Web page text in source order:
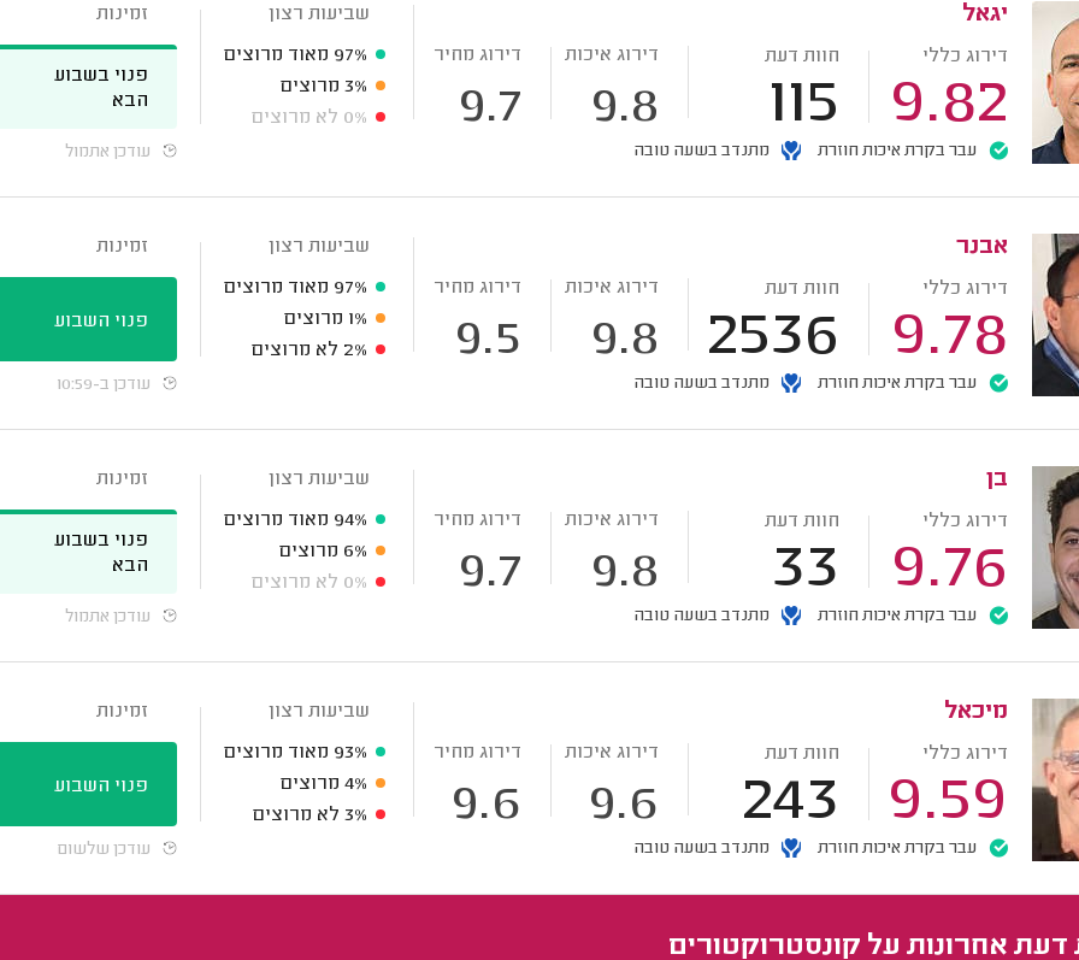
יגאל
דירוג כללי
9.82
חוות דעת
115
דירוג איכות
9.8
דירוג מחיר
9.7
עבר בקרת איכות חוזרת מתנדב בשעה טובה
שביעות רצון
97% מאוד מרוצים
3% מרוצים
0% לא מרוצים
זמינות
פנוי בשבוע
הבא
עודכן אתמול
אבנר
דירוג כללי
9.78
חוות דעת
2536
דירוג איכות
9.8
דירוג מחיר
9.5
עבר בקרת איכות חוזרת מתנדב בשעה טובה
שביעות רצון
97% מאוד מרוצים
1% מרוצים
2% לא מרוצים
זמינות
פנוי השבוע
עודכן ב-10:59
בן
דירוג כללי
9.76
חוות דעת
33
דירוג איכות
9.8
דירוג מחיר
9.7
עבר בקרת איכות חוזרת מתנדב בשעה טובה
שביעות רצון
94% מאוד מרוצים
6% מרוצים
0% לא מרוצים
זמינות
פנוי בשבוע
הבא
עודכן אתמול
מיכאל
דירוג כללי
9.59
חוות דעת
243
דירוג איכות
9.6
דירוג מחיר
9.6
עבר בקרת איכות חוזרת מתנדב בשעה טובה
שביעות רצון
93% מאוד מרוצים
4% מרוצים
3% לא מרוצים
זמינות
פנוי השבוע
עודכן שלשום
דעת אחרונות על קונסטרוקטורים